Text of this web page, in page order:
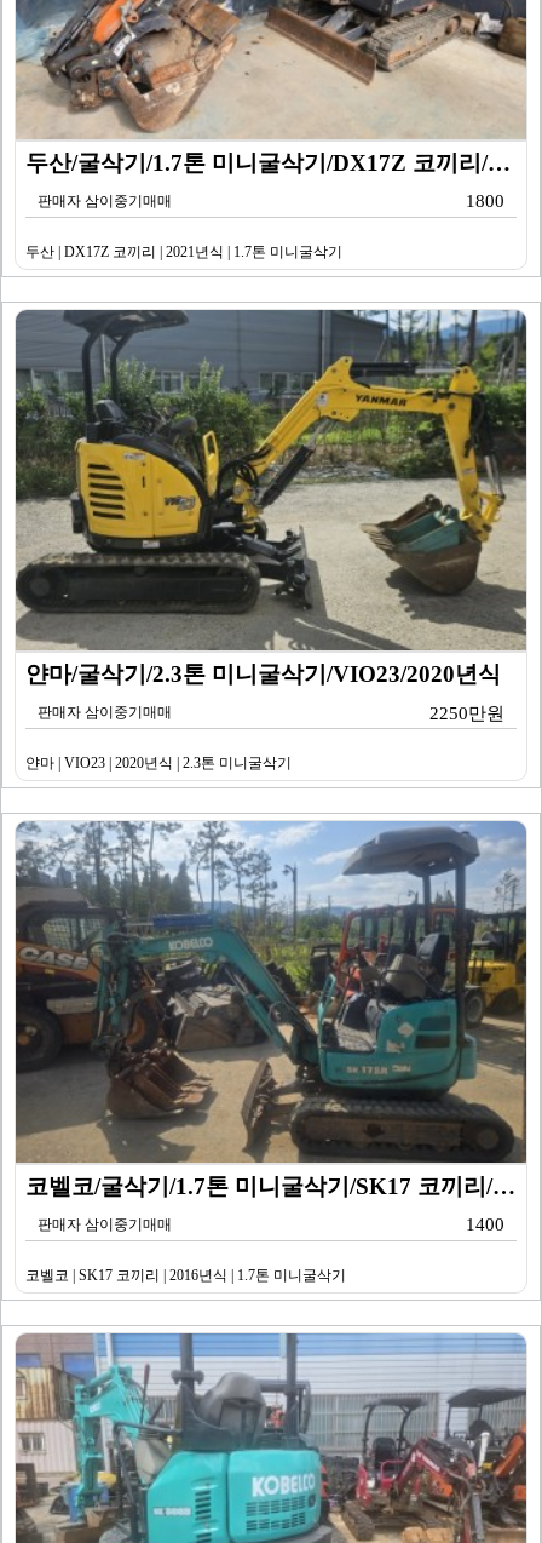
두산/굴삭기/1.7톤 미니굴삭기/DX17Z 코끼리/20…
판매자 삼이중기매매 1800
두산 | DX17Z 코끼리 | 2021년식 | 1.7톤 미니굴삭기
얀마/굴삭기/2.3톤 미니굴삭기/VIO23/2020년식
판매자 삼이중기매매 2250만원
얀마 | VIO23 | 2020년식 | 2.3톤 미니굴삭기
코벨코/굴삭기/1.7톤 미니굴삭기/SK17 코끼리/20…
판매자 삼이중기매매 1400
코벨코 | SK17 코끼리 | 2016년식 | 1.7톤 미니굴삭기